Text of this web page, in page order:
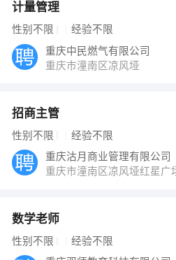
计量管理
性别不限 经验不限
重庆中民燃气有限公司
重庆市潼南区凉风垭
招商主管
性别不限 经验不限
重庆沽月商业管理有限公司
重庆市潼南区凉风垭红星广
数学老师
性别不限 经验不限